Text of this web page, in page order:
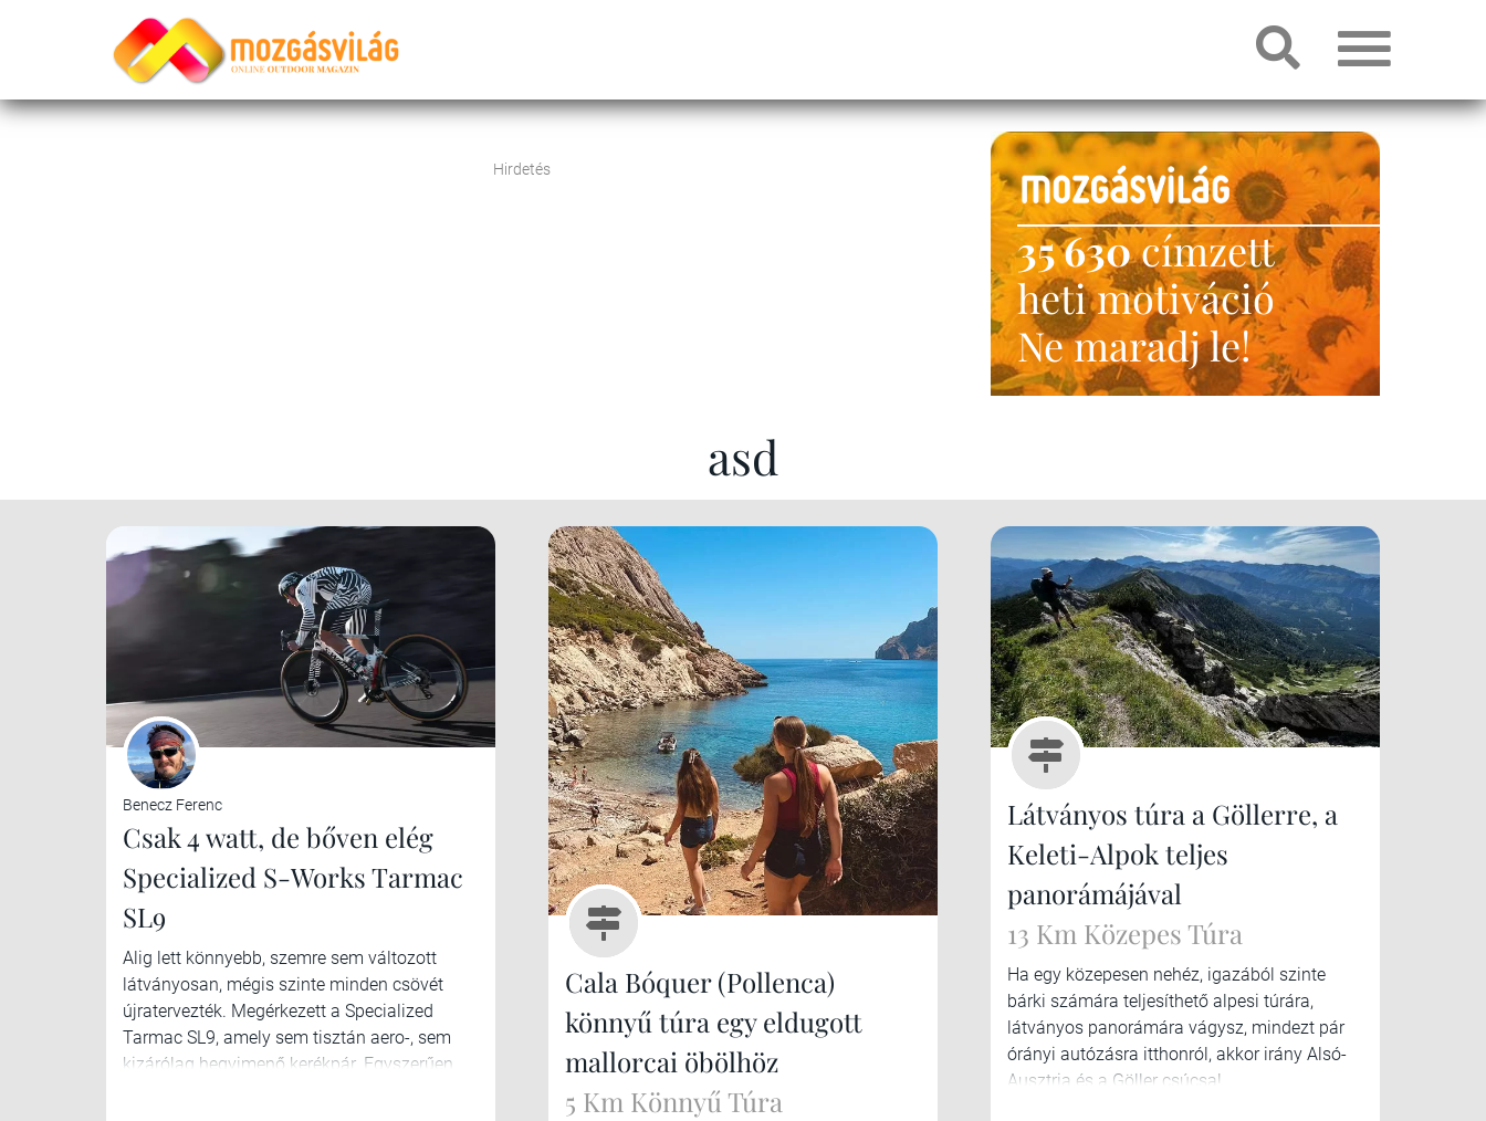
Hirdetés
35 630címzett
heti motiváció
Ne maradj le!
asd
Benecz Ferenc
Csak 4 watt, de bőven elég
Specialized S-Works Tarmac
SL9
Alig lett könnyebb, szemre sem változott
látványosan, mégis szinte minden csövét
újratervezték. Megérkezett a Specialized
Tarmac SL9, amely sem tisztán aero-, sem
kizárólag hegyimenő kerékpár. Egyszerűen
Cala Bóquer (Pollenca)
könnyű túra egy eldugott
mallorcai öbölhöz
5 Km Könnyű Túra
Látványos túra a Göllerre, a
Keleti-Alpok teljes
panorámájával
13 Km Közepes Túra
Ha egy közepesen nehéz, igazából szinte
bárki számára teljesíthető alpesi túrára,
látványos panorámára vágysz, mindezt pár
órányi autózásra itthonról, akkor irány Alsó-
Ausztria és a Göller csúcsa!